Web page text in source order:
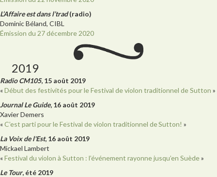
L’Affaire est dans l’trad(radio)
Dominic Béland, CIBL
Émission du 27 décembre 2020
2019
Radio CM105, 15 août 2019
«Début des festivités pour le Festival de violon traditionnel de Sutton »
Journal Le Guide, 16 août 2019
Xavier Demers
«C’est parti pour le Festival de violon traditionnel de Sutton! »
La Voix de l'Est, 16 août 2019
Mickael Lambert
«Festival du violon à Sutton : l’événement rayonne jusqu’en Suède»
Le Tour, été 2019